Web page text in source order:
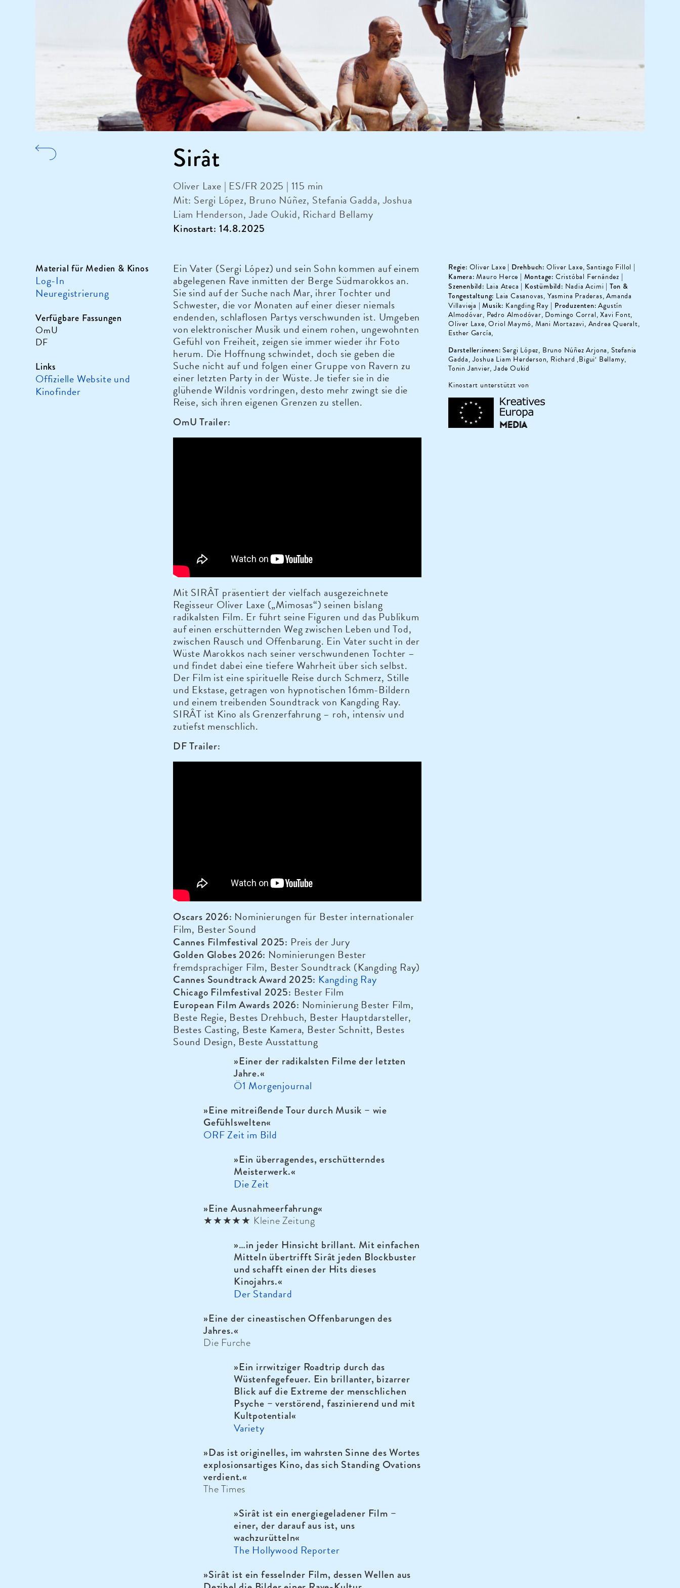
Sirât
Oliver Laxe | ES/FR 2025 | 115 min
Mit: Sergi López, Bruno Núñez, Stefania Gadda, Joshua
Liam Henderson, Jade Oukid, Richard Bellamy
Kinostart: 14.8.2025
Material für Medien & Kinos
Log-In
Neuregistrierung
Verfügbare Fassungen
OmU
DF
Links
Offizielle Website und
Kinofinder
Ein Vater (Sergi López) und sein Sohn kommen auf einem
abgelegenen Rave inmitten der Berge Südmarokkos an.
Sie sind auf der Suche nach Mar, ihrer Tochter und
Schwester, die vor Monaten auf einer dieser niemals
endenden, schlaflosen Partys verschwunden ist. Umgeben
von elektronischer Musik und einem rohen, ungewohnten
Gefühl von Freiheit, zeigen sie immer wieder ihr Foto
herum. Die Hoffnung schwindet, doch sie geben die
Suche nicht auf und folgen einer Gruppe von Ravern zu
einer letzten Party in der Wüste. Je tiefer sie in die
glühende Wildnis vordringen, desto mehr zwingt sie die
Reise, sich ihren eigenen Grenzen zu stellen.
OmU Trailer:
Mit SIRÂT präsentiert der vielfach ausgezeichnete
Regisseur Oliver Laxe („Mimosas“) seinen bislang
radikalsten Film. Er führt seine Figuren und das Publikum
auf einen erschütternden Weg zwischen Leben und Tod,
zwischen Rausch und Offenbarung. Ein Vater sucht in der
Wüste Marokkos nach seiner verschwundenen Tochter –
und findet dabei eine tiefere Wahrheit über sich selbst.
Der Film ist eine spirituelle Reise durch Schmerz, Stille
und Ekstase, getragen von hypnotischen 16mm-Bildern
und einem treibenden Soundtrack von Kangding Ray.
SIRÂT ist Kino als Grenzerfahrung – roh, intensiv und
zutiefst menschlich.
DF Trailer:
Oscars 2026: Nominierungen für Bester internationaler
Film, Bester Sound
Cannes Filmfestival 2025: Preis der Jury
Golden Globes 2026: Nominierungen Bester
fremdsprachiger Film, Bester Soundtrack (Kangding Ray)
Cannes Soundtrack Award 2025: Kangding Ray
Chicago Filmfestival 2025: Bester Film
European Film Awards 2026: Nominierung Bester Film,
Beste Regie, Bestes Drehbuch, Bester Hauptdarsteller,
Bestes Casting, Beste Kamera, Bester Schnitt, Bestes
Sound Design, Beste Ausstattung
»Einer der radikalsten Filme der letzten
Jahre.«
Ö1 Morgenjournal
»Eine mitreißende Tour durch Musik – wie
Gefühlswelten«
ORF Zeit im Bild
»Ein überragendes, erschütterndes
Meisterwerk.«
Die Zeit
»Eine Ausnahmeerfahrung«
★★★★★ Kleine Zeitung
»…in jeder Hinsicht brillant. Mit einfachen
Mitteln übertrifft Sirât jeden Blockbuster
und schafft einen der Hits dieses
Kinojahrs.«
Der Standard
»Eine der cineastischen Offenbarungen des
Jahres.«
Die Furche
»Ein irrwitziger Roadtrip durch das
Wüstenfegefeuer. Ein brillanter, bizarrer
Blick auf die Extreme der menschlichen
Psyche – verstörend, faszinierend und mit
Kultpotential«
Variety
»Das ist originelles, im wahrsten Sinne des Wortes
explosionsartiges Kino, das sich Standing Ovations
verdient.«
The Times
»Sirât ist ein energiegeladener Film –
einer, der darauf aus ist, uns
wachzurütteln«
The Hollywood Reporter
»Sirât ist ein fesselnder Film, dessen Wellen aus
Regie: Oliver Laxe | Drehbuch: Oliver Laxe, Santiago Fillol |
Kamera: Mauro Herce | Montage: Cristóbal Fernández |
Szenenbild: Laia Ateca | Kostümbild: Nadia Acimi | Ton &
Tongestaltung: Laia Casanovas, Yasmina Praderas, Amanda
Villavieja |Musik: Kangding Ray | Produzenten:Agustín
Almodóvar, Pedro Almodóvar, Domingo Corral, Xavi Font,
Oliver Laxe, Oriol Maymó, Mani Mortazavi, Andrea Queralt,
Esther García,
Darsteller:innen: Sergi López, Bruno Núñez Arjona, Stefania
Gadda, Joshua Liam Herderson, Richard ‚Bigui‘ Bellamy,
Tonin Janvier, Jade Oukid
Kinostart unterstützt von